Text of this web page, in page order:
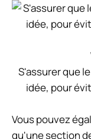
S'assurer que
idée, pour
Vous pouvez
qu'une section